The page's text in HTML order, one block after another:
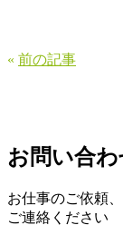
« 前の記事
お問い合わ
お仕事のご依頼
ご連絡ください